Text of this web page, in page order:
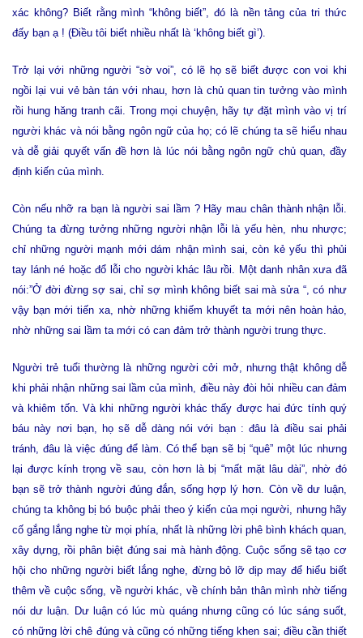
xác không? Biết rằng mình “không biết”, đó là nền tảng của tri thức
đấy bạn ạ ! (Điều tôi biết nhiều nhất là ‘không biết gì’).
Trở lại với những người “sờ voi”, có lẽ họ sẽ biết được con voi khi
ngồi lại vui vẻ bàn tán với nhau, hơn là chủ quan tin tưởng vào mình
rồi hung hăng tranh cãi. Trong mọi chuyện, hãy tự đặt mình vào vị trí
người khác và nói bằng ngôn ngữ của họ; có lẽ chúng ta sẽ hiểu nhau
và dễ giải quyết vấn đề hơn là lúc nói bằng ngôn ngữ chủ quan, đầy
định kiến của mình.
Còn nếu nhỡ ra bạn là người sai lầm ? Hãy mau chân thành nhận lỗi.
Chúng ta đừng tưởng những người nhận lỗi là yếu hèn, nhu nhược;
chỉ những người mạnh mới dám nhận mình sai, còn kẻ yếu thì phủi
tay lánh né hoặc đổ lỗi cho người khác lâu rồi. Một danh nhân xưa đã
nói:”Ở đời đừng sợ sai, chỉ sợ mình không biết sai mà sửa “, có như
vậy bạn mới tiến xa, nhờ những khiếm khuyết ta mới nên hoàn hảo,
nhờ những sai lầm ta mới có can đảm trở thành người trung thực.
Người trẻ tuổi thường là những người cởi mở, nhưng thật không dễ
khi phải nhận những sai lầm của mình, điều này đòi hỏi nhiều can đảm
và khiêm tốn. Và khi những người khác thấy được hai đức tính quý
báu này nơi bạn, họ sẽ dễ dàng nói với bạn : đâu là điều sai phải
tránh, đâu là việc đúng để làm. Có thể bạn sẽ bị “quê” một lúc nhưng
lại được kính trọng về sau, còn hơn là bị “mất mặt lâu dài”, nhờ đó
bạn sẽ trở thành người đúng đắn, sống hợp lý hơn. Còn về dư luận,
chúng ta không bị bó buộc phải theo ý kiến của mọi người, nhưng hãy
cố gắng lắng nghe từ mọi phía, nhất là những lời phê bình khách quan,
xây dựng, rồi phân biệt đúng sai mà hành động. Cuộc sống sẽ tạo cơ
hội cho những người biết lắng nghe, đừng bỏ lỡ dịp may để hiểu biết
thêm về cuộc sống, về người khác, về chính bản thân mình nhờ tiếng
nói dư luận. Dư luận có lúc mù quáng nhưng cũng có lúc sáng suốt,
có những lời chê đúng và cũng có những tiếng khen sai; điều cần thiết